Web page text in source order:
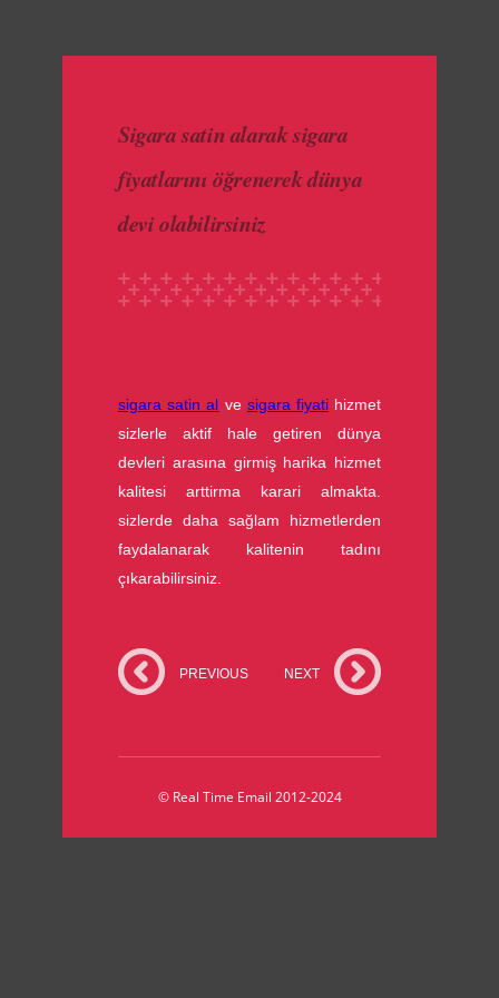
Sigara satin alarak sigara
fiyatlarını öğrenerek dünya
devi olabilirsiniz
sigara satin al ve sigara fiyatihizmet
sizlerle aktif hale getiren dünya
devleri arasına girmiş harika hizmet
kalitesi arttirma karari almakta.
sizlerde daha sağlam hizmetlerden
faydalanarak kalitenin tadını
çıkarabilirsiniz.
PREVIOUS NEXT
© Real Time Email 2012-2024